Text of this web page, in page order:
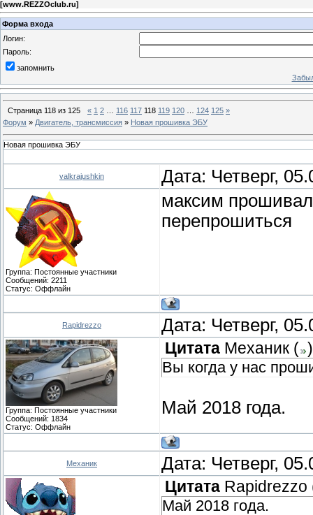
[www.REZZOclub.ru]
Форма входа
Логин:
Пароль:
запомнить
Страница 118 из 125 « 1 2 116 117 118 119 120 124 125 »
Форум » Двигатель, трансмиссия » Новая прошивка ЭБУ
Новая прошивка ЭБУ
valkrajushkin Дата: Четверг,
Группа: Постоянные участники
Сообщений: 2211
Статус: Оффлайн
максим
перепрошиться
Rapidrezzo Дата: Четверг,
Группа: Постоянные участники
Сообщений: 1834
Статус: Оффлайн
Цитата Механик ( )
Вы когда у нас
Май 2018 года.
Механик Дата: Четверг,
Цитата Rapidrezzo
Май 2018 года.